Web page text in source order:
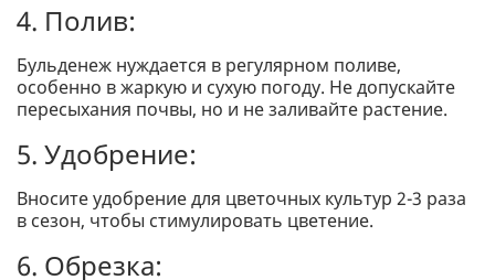
4. Полив:
Бульденеж нуждается в регулярном поливе,
особенно в жаркую и сухую погоду. Не допускайте
пересыхания почвы, но и не заливайте растение.
5. Удобрение:
Вносите удобрение для цветочных культур 2-3 раза
в сезон, чтобы стимулировать цветение.
6. Обрезка: